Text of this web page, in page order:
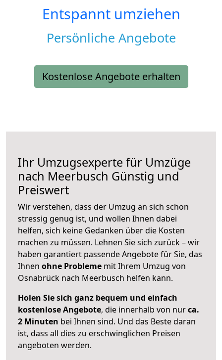
Entspannt umziehen
Persönliche Angebote
Kostenlose Angebote erhalten
Ihr Umzugsexperte für Umzüge
nach Meerbusch Günstig und
Preiswert
Wir verstehen, dass der Umzug an sich schon
stressig genug ist, und wollen Ihnen dabei
helfen, sich keine Gedanken über die Kosten
machen zu müssen. Lehnen Sie sich zurück – wir
haben garantiert passende Angebote für Sie, das
Ihnen ohne Probleme mit Ihrem Umzug von
Osnabrück nach Meerbusch helfen kann.
Holen Sie sich ganz bequem und einfach
kostenlose Angebote, die innerhalb von nurca.
2 Minuten bei Ihnen sind. Und das Beste daran
ist, dass all dies zu erschwinglichen Preisen
angeboten werden.